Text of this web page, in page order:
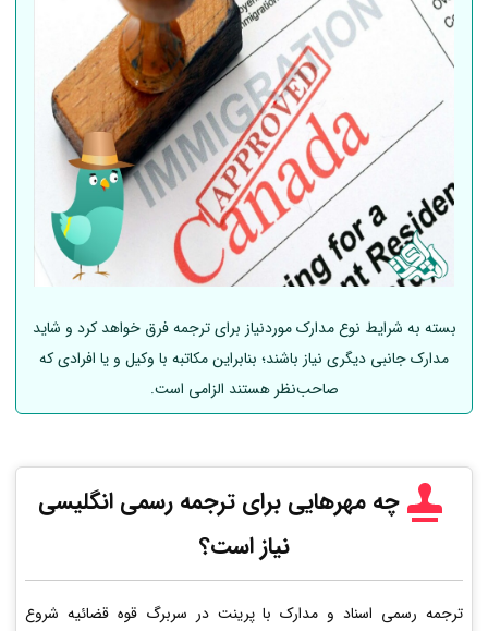
بسته به شرایط نوع مدارک موردنیاز برای ترجمه فرق خواهد کرد و شاید
مدارک جانبی دیگری نیاز باشند؛ بنابراین مکاتبه با وکیل و یا افرادی که
صاحب‌نظر هستند الزامی است.
چه مهرهایی برای ترجمه رسمی انگلیسی
نیاز است؟
ترجمه رسمی اسناد و مدارک با پرینت در سربرگ قوه قضائیه شروع